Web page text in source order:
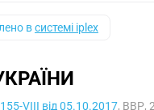
всистемі iplex
VIII від 05.10.2017, ВВР,